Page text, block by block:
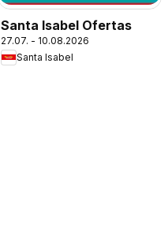
Santa Isabel Ofertas
27.07. - 10.08.2026
Santa Isabel